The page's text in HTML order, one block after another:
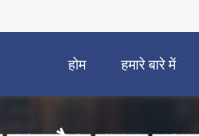
होम हमारे बारे में